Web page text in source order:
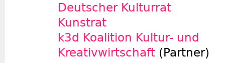
Deutscher Kulturrat
Kunstrat
k3d Koalition Kultur- und
Kreativwirtschaft (Partner)